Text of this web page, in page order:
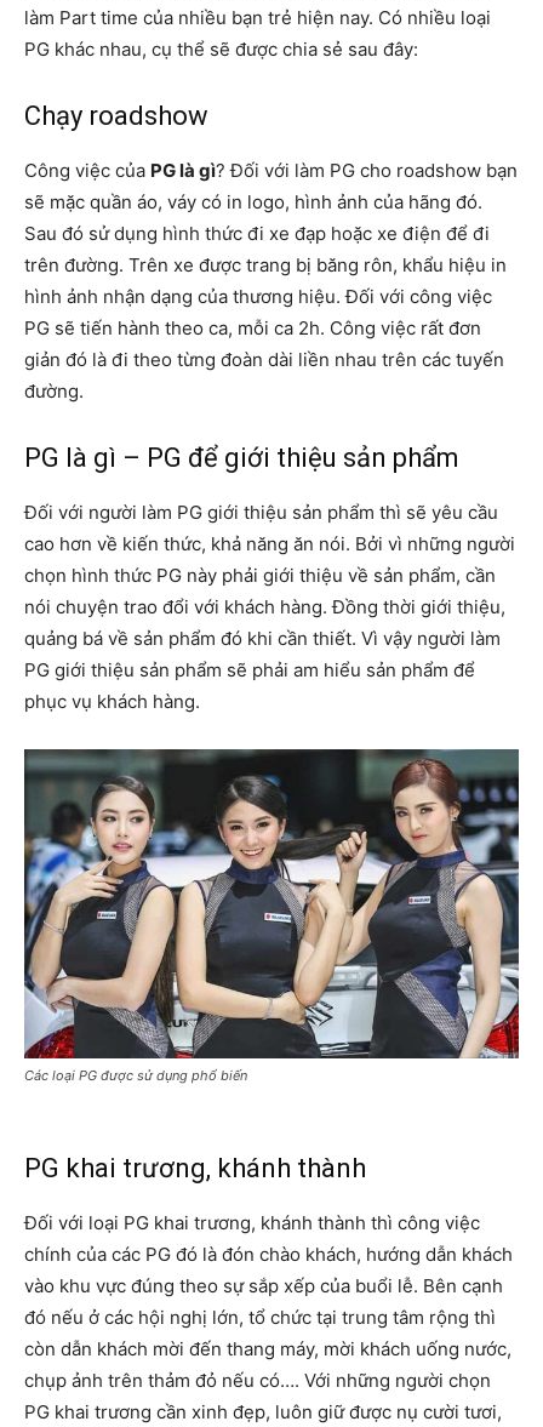
làm Part time của nhiều bạn trẻ hiện nay. Có nhiều loại
PG khác nhau, cụ thể sẽ được chia sẻ sau đây:
Chạy roadshow
Công việc của PG là gì? Đối với làm PG cho roadshow bạn
sẽ mặc quần áo, váy có in logo, hình ảnh của hãng đó.
Sau đó sử dụng hình thức đi xe đạp hoặc xe điện để đi
trên đường. Trên xe được trang bị băng rôn, khẩu hiệu in
hình ảnh nhận dạng của thương hiệu. Đối với công việc
PG sẽ tiến hành theo ca, mỗi ca 2h. Công việc rất đơn
giản đó là đi theo từng đoàn dài liền nhau trên các tuyến
đường.
PG là gì – PG để giới thiệu sản phẩm
Đối với người làm PG giới thiệu sản phẩm thì sẽ yêu cầu
cao hơn về kiến thức, khả năng ăn nói. Bởi vì những người
chọn hình thức PG này phải giới thiệu về sản phẩm, cần
nói chuyện trao đổi với khách hàng. Đồng thời giới thiệu,
quảng bá về sản phẩm đó khi cần thiết. Vì vậy người làm
PG giới thiệu sản phẩm sẽ phải am hiểu sản phẩm để
phục vụ khách hàng.
Các loại PG được sử dụng phổ biến
PG khai trương, khánh thành
Đối với loại PG khai trương, khánh thành thì công việc
chính của các PG đó là đón chào khách, hướng dẫn khách
vào khu vực đúng theo sự sắp xếp của buổi lễ. Bên cạnh
đó nếu ở các hội nghị lớn, tổ chức tại trung tâm rộng thì
còn dẫn khách mời đến thang máy, mời khách uống nước,
chụp ảnh trên thảm đỏ nếu có…. Với những người chọn
PG khai trương cần xinh đẹp, luôn giữ được nụ cười tươi,